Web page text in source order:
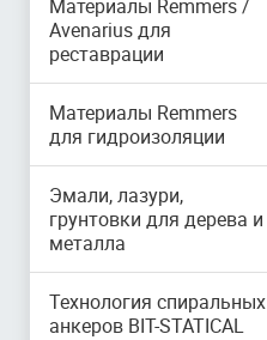
Материалы Remmers /
Avenarius для
реставрации
Материалы Remmers
для гидроизоляции
Эмали, лазури,
грунтовки для дерева и
металла
Технология спиральных
анкеров BIT-STATICAL